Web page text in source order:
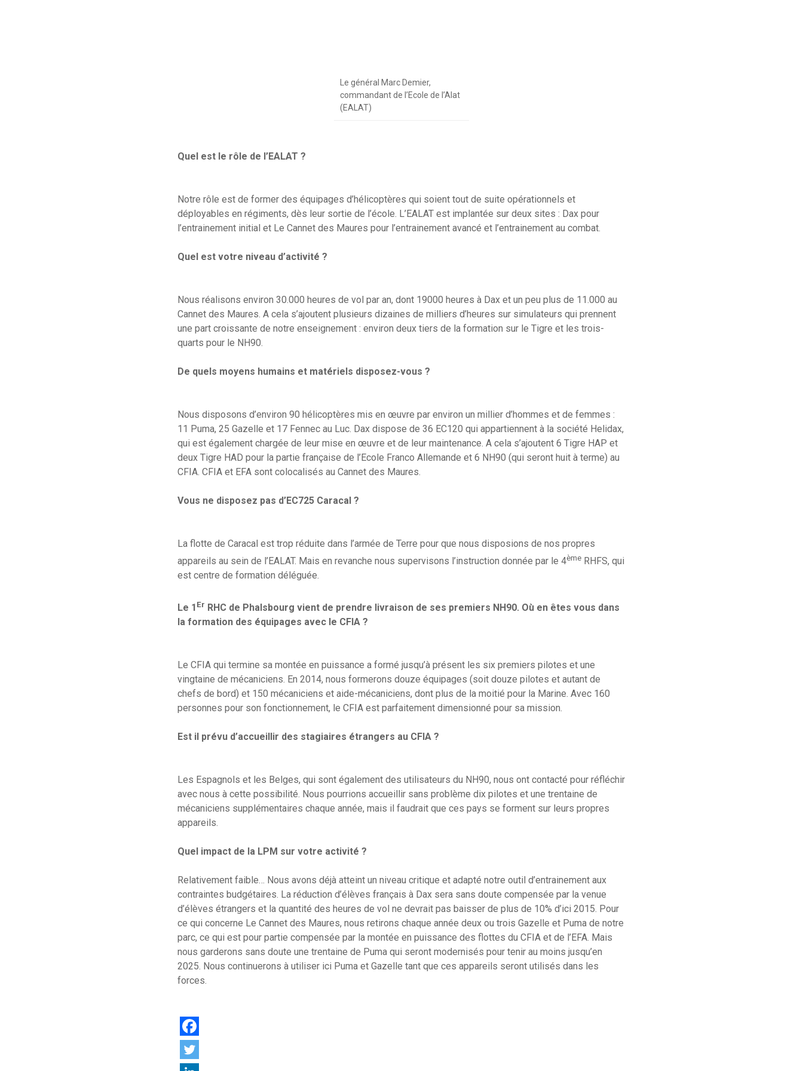
Le général Marc Demier,
commandant de l’Ecole de l’Alat
(EALAT)
Quel est le rôle de l’EALAT ?
Notre rôle est de former des équipages d’hélicoptères qui soient tout de suite opérationnels et
déployables en régiments, dès leur sortie de l’école. L’EALAT est implantée sur deux sites : Dax pour
l’entrainement initial et Le Cannet des Maures pour l’entrainement avancé et l’entrainement au combat.
Quel est votre niveau d’activité ?
Nous réalisons environ 30.000 heures de vol par an, dont 19000 heures à Dax et un peu plus de 11.000 au
Cannet des Maures. A cela s’ajoutent plusieurs dizaines de milliers d’heures sur simulateurs qui prennent
une part croissante de notre enseignement : environ deux tiers de la formation sur le Tigre et les trois-
quarts pour le NH90.
De quels moyens humains et matériels disposez-vous ?
Nous disposons d’environ 90 hélicoptères mis en œuvre par environ un millier d’hommes et de femmes :
11 Puma, 25 Gazelle et 17 Fennec au Luc. Dax dispose de 36 EC120 qui appartiennent à la société Helidax,
qui est également chargée de leur mise en œuvre et de leur maintenance. A cela s’ajoutent 6 Tigre HAP et
deux Tigre HAD pour la partie française de l’Ecole Franco Allemande et 6 NH90 (qui seront huit à terme) au
CFIA. CFIA et EFA sont colocalisés au Cannet des Maures.
Vous ne disposez pas d’EC725 Caracal ?
La flotte de Caracal est trop réduite dans l’armée de Terre pour que nous disposions de nos propres
appareils au sein de l’EALAT. Mais en revanche nous supervisons l’instruction donnée par le 4ème RHFS, qui
est centre de formation déléguée.
Le 1 Er RHC de Phalsbourg vient de prendre livraison de ses premiers NH90. Où en êtes vous dans
la formation des équipages avec le CFIA ?
Le CFIA qui termine sa montée en puissance a formé jusqu’à présent les six premiers pilotes et une
vingtaine de mécaniciens. En 2014, nous formerons douze équipages (soit douze pilotes et autant de
chefs de bord) et 150 mécaniciens et aide-mécaniciens, dont plus de la moitié pour la Marine. Avec 160
personnes pour son fonctionnement, le CFIA est parfaitement dimensionné pour sa mission.
Est il prévu d’accueillir des stagiaires étrangers au CFIA ?
Les Espagnols et les Belges, qui sont également des utilisateurs du NH90, nous ont contacté pour réfléchir
avec nous à cette possibilité. Nous pourrions accueillir sans problème dix pilotes et une trentaine de
mécaniciens supplémentaires chaque année, mais il faudrait que ces pays se forment sur leurs propres
appareils.
Quel impact de la LPM sur votre activité ?
Relativement faible… Nous avons déjà atteint un niveau critique et adapté notre outil d’entrainement aux
contraintes budgétaires. La réduction d’élèves français à Dax sera sans doute compensée par la venue
d’élèves étrangers et la quantité des heures de vol ne devrait pas baisser de plus de 10% d’ici 2015. Pour
ce qui concerne Le Cannet des Maures, nous retirons chaque année deux ou trois Gazelle et Puma de notre
parc, ce qui est pour partie compensée par la montée en puissance des flottes du CFIA et de l’EFA. Mais
nous garderons sans doute une trentaine de Puma qui seront modernisés pour tenir au moins jusqu’en
2025. Nous continuerons à utiliser ici Puma et Gazelle tant que ces appareils seront utilisés dans les
forces.